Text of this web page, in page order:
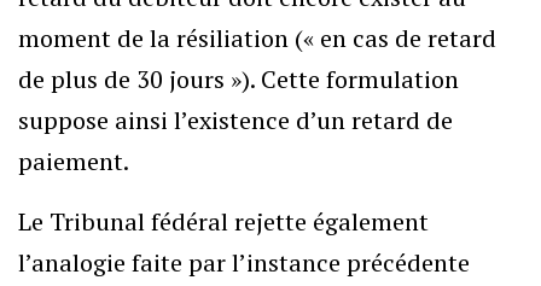
moment de la résiliation (« en cas de retard
de plus de 30 jours »). Cette formulation
suppose ainsi l’existence d’un retard de
paiement.
Le Tribunal fédéral rejette également
l’analogie faite par l’instance précédente